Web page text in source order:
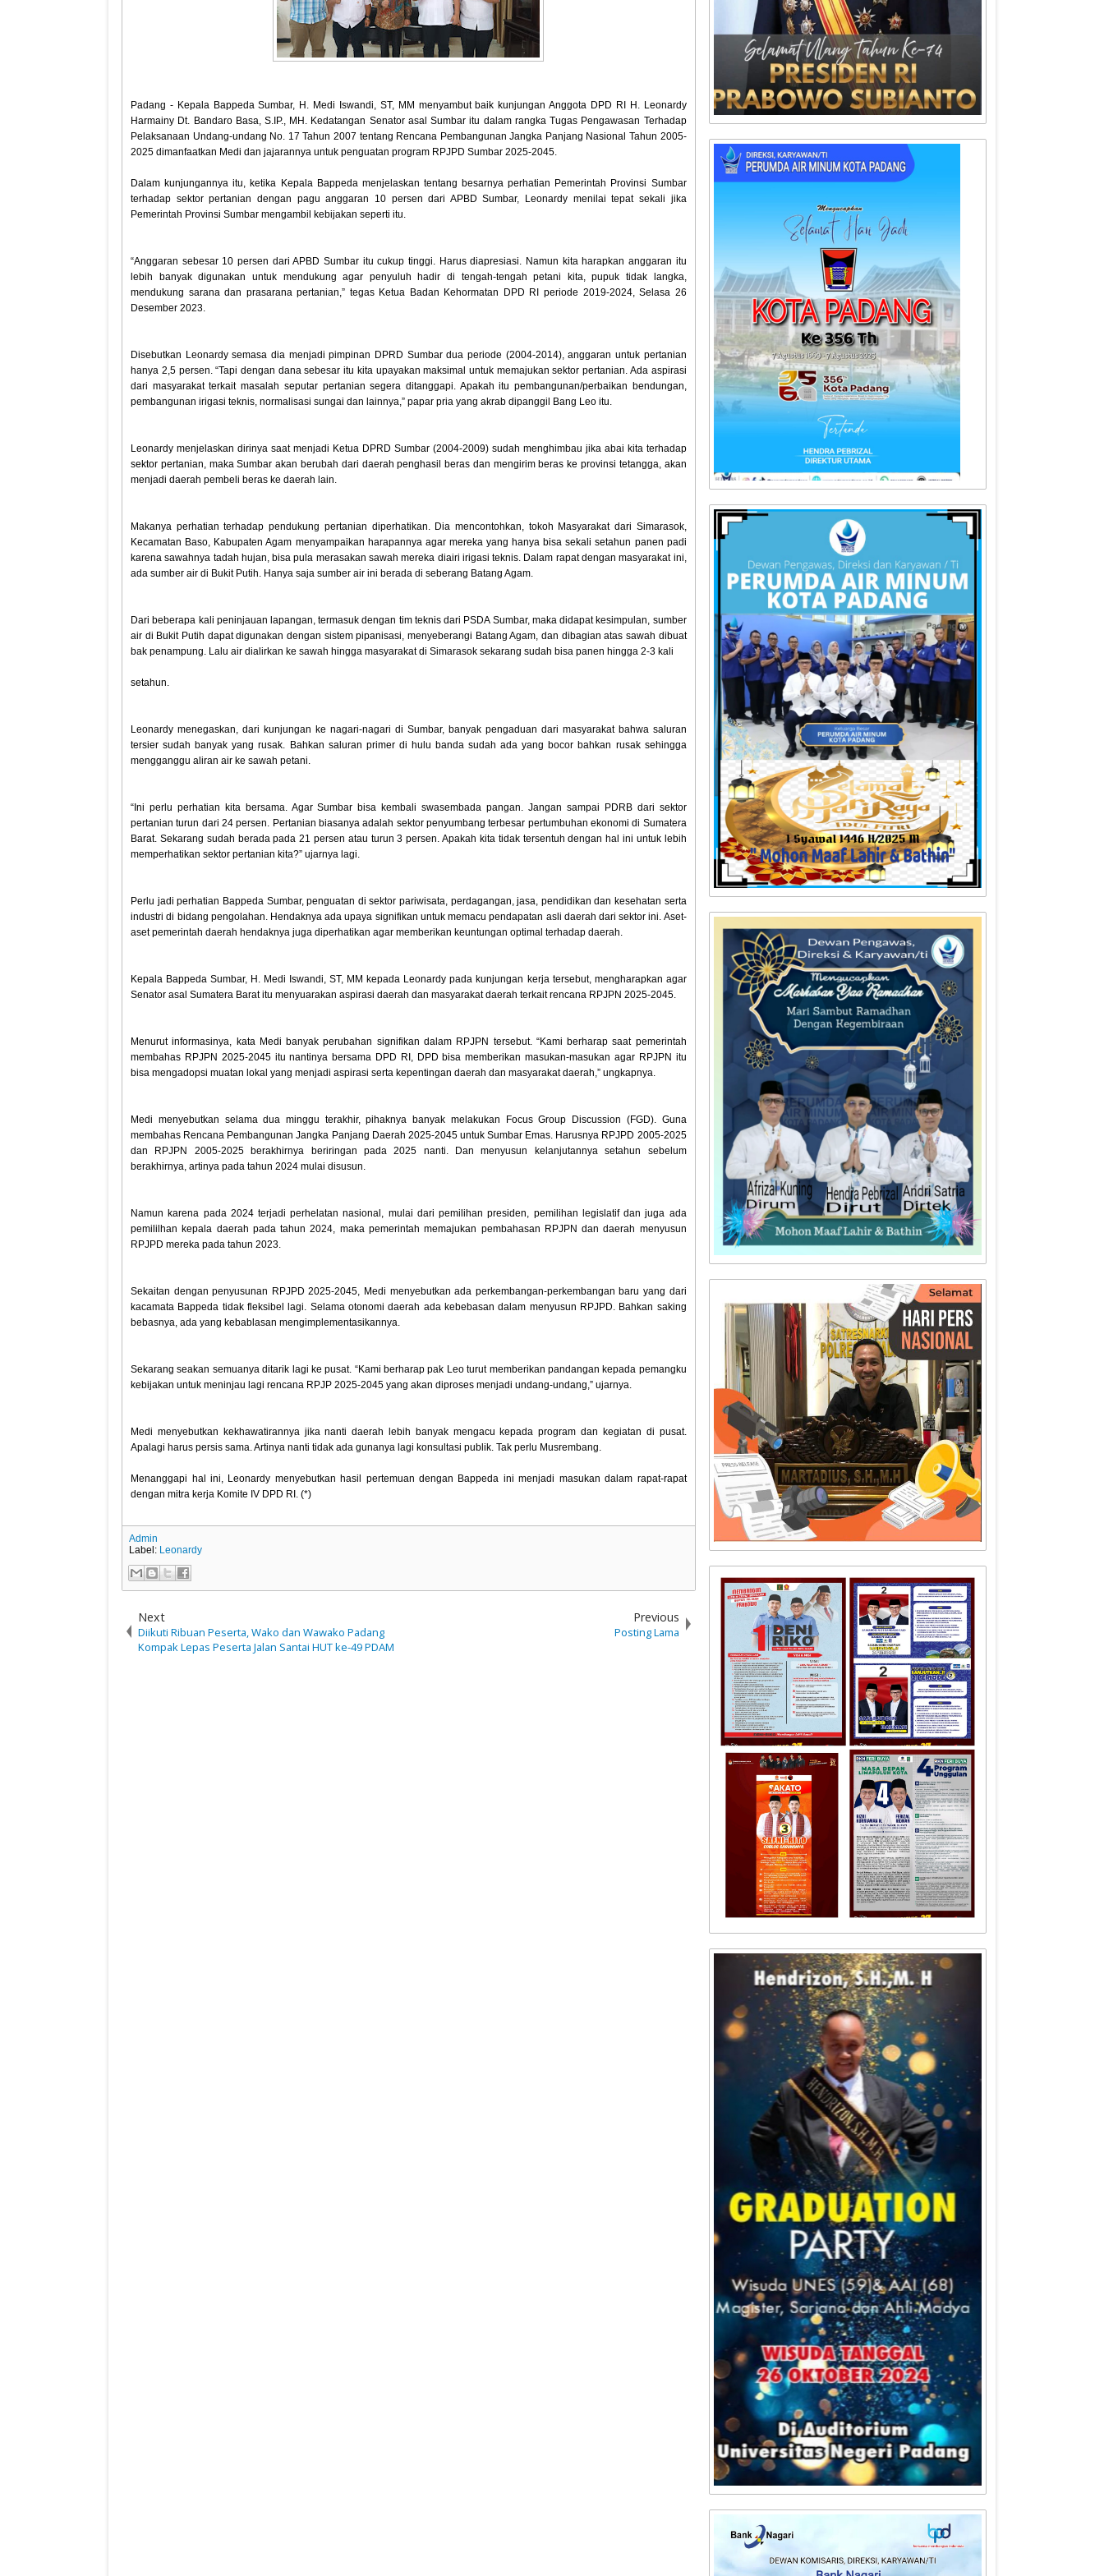
Padang - Kepala Bappeda Sumbar, H. Medi Iswandi, ST, MM menyambut baik kunjungan Anggota DPD RI H. Leonardy
Harmainy Dt. Bandaro Basa, S.IP., MH. Kedatangan Senator asal Sumbar itu dalam rangka Tugas Pengawasan Terhadap
Pelaksanaan Undang-undang No. 17 Tahun 2007 tentang Rencana Pembangunan Jangka Panjang Nasional Tahun 2005-
2025 dimanfaatkan Medi dan jajarannya untuk penguatan program RPJPD Sumbar 2025-2045.
Dalam kunjungannya itu, ketika Kepala Bappeda menjelaskan tentang besarnya perhatian Pemerintah Provinsi Sumbar
terhadap sektor pertanian dengan pagu anggaran 10 persen dari APBD Sumbar, Leonardy menilai tepat sekali jika
Pemerintah Provinsi Sumbar mengambil kebijakan seperti itu.
“Anggaran sebesar 10 persen dari APBD Sumbar itu cukup tinggi. Harus diapresiasi. Namun kita harapkan anggaran itu
lebih banyak digunakan untuk mendukung agar penyuluh hadir di tengah-tengah petani kita, pupuk tidak langka,
mendukung sarana dan prasarana pertanian,” tegas Ketua Badan Kehormatan DPD RI periode 2019-2024, Selasa 26
Desember 2023.
Disebutkan Leonardy semasa dia menjadi pimpinan DPRD Sumbar dua periode (2004-2014), anggaran untuk pertanian
hanya 2,5 persen. “Tapi dengan dana sebesar itu kita upayakan maksimal untuk memajukan sektor pertanian. Ada aspirasi
dari masyarakat terkait masalah seputar pertanian segera ditanggapi. Apakah itu pembangunan/perbaikan bendungan,
pembangunan irigasi teknis, normalisasi sungai dan lainnya,” papar pria yang akrab dipanggil Bang Leo itu.
Leonardy menjelaskan dirinya saat menjadi Ketua DPRD Sumbar (2004-2009) sudah menghimbau jika abai kita terhadap
sektor pertanian, maka Sumbar akan berubah dari daerah penghasil beras dan mengirim beras ke provinsi tetangga, akan
menjadi daerah pembeli beras ke daerah lain.
Makanya perhatian terhadap pendukung pertanian diperhatikan. Dia mencontohkan, tokoh Masyarakat dari Simarasok,
Kecamatan Baso, Kabupaten Agam menyampaikan harapannya agar mereka yang hanya bisa sekali setahun panen padi
karena sawahnya tadah hujan, bisa pula merasakan sawah mereka diairi irigasi teknis. Dalam rapat dengan masyarakat ini,
ada sumber air di Bukit Putih. Hanya saja sumber air ini berada di seberang Batang Agam.
Dari beberapa kali peninjauan lapangan, termasuk dengan tim teknis dari PSDA Sumbar, maka didapat kesimpulan, sumber
air di Bukit Putih dapat digunakan dengan sistem pipanisasi, menyeberangi Batang Agam, dan dibagian atas sawah dibuat
bak penampung. Lalu air dialirkan ke sawah hingga masyarakat di Simarasok sekarang sudah bisa panen hingga 2-3 kali
setahun.
Leonardy menegaskan, dari kunjungan ke nagari-nagari di Sumbar, banyak pengaduan dari masyarakat bahwa saluran
tersier sudah banyak yang rusak. Bahkan saluran primer di hulu banda sudah ada yang bocor bahkan rusak sehingga
mengganggu aliran air ke sawah petani.
“Ini perlu perhatian kita bersama. Agar Sumbar bisa kembali swasembada pangan. Jangan sampai PDRB dari sektor
pertanian turun dari 24 persen. Pertanian biasanya adalah sektor penyumbang terbesar pertumbuhan ekonomi di Sumatera
Barat. Sekarang sudah berada pada 21 persen atau turun 3 persen. Apakah kita tidak tersentuh dengan hal ini untuk lebih
memperhatikan sektor pertanian kita?” ujarnya lagi.
Perlu jadi perhatian Bappeda Sumbar, penguatan di sektor pariwisata, perdagangan, jasa, pendidikan dan kesehatan serta
industri di bidang pengolahan. Hendaknya ada upaya signifikan untuk memacu pendapatan asli daerah dari sektor ini. Aset-
aset pemerintah daerah hendaknya juga diperhatikan agar memberikan keuntungan optimal terhadap daerah.
Kepala Bappeda Sumbar, H. Medi Iswandi, ST, MM kepada Leonardy pada kunjungan kerja tersebut, mengharapkan agar
Senator asal Sumatera Barat itu menyuarakan aspirasi daerah dan masyarakat daerah terkait rencana RPJPN 2025-2045.
Menurut informasinya, kata Medi banyak perubahan signifikan dalam RPJPN tersebut. “Kami berharap saat pemerintah
membahas RPJPN 2025-2045 itu nantinya bersama DPD RI, DPD bisa memberikan masukan-masukan agar RPJPN itu
bisa mengadopsi muatan lokal yang menjadi aspirasi serta kepentingan daerah dan masyarakat daerah,” ungkapnya.
Medi menyebutkan selama dua minggu terakhir, pihaknya banyak melakukan Focus Group Discussion (FGD). Guna
membahas Rencana Pembangunan Jangka Panjang Daerah 2025-2045 untuk Sumbar Emas. Harusnya RPJPD 2005-2025
dan RPJPN 2005-2025 berakhirnya beriringan pada 2025 nanti. Dan menyusun kelanjutannya setahun sebelum
berakhirnya, artinya pada tahun 2024 mulai disusun.
Namun karena pada 2024 terjadi perhelatan nasional, mulai dari pemilihan presiden, pemilihan legislatif dan juga ada
pemililhan kepala daerah pada tahun 2024, maka pemerintah memajukan pembahasan RPJPN dan daerah menyusun
RPJPD mereka pada tahun 2023.
Sekaitan dengan penyusunan RPJPD 2025-2045, Medi menyebutkan ada perkembangan-perkembangan baru yang dari
kacamata Bappeda tidak fleksibel lagi. Selama otonomi daerah ada kebebasan dalam menyusun RPJPD. Bahkan saking
bebasnya, ada yang kebablasan mengimplementasikannya.
Sekarang seakan semuanya ditarik lagi ke pusat. “Kami berharap pak Leo turut memberikan pandangan kepada pemangku
kebijakan untuk meninjau lagi rencana RPJP 2025-2045 yang akan diproses menjadi undang-undang,” ujarnya.
Medi menyebutkan kekhawatirannya jika nanti daerah lebih banyak mengacu kepada program dan kegiatan di pusat.
Apalagi harus persis sama. Artinya nanti tidak ada gunanya lagi konsultasi publik. Tak perlu Musrembang.
Menanggapi hal ini, Leonardy menyebutkan hasil pertemuan dengan Bappeda ini menjadi masukan dalam rapat-rapat
dengan mitra kerja Komite IV DPD RI. (*)
Admin
Label: Leonardy
Next
Diikuti Ribuan Peserta, Wako dan Wawako Padang
Kompak Lepas Peserta Jalan Santai HUT ke-49 PDAM
Previous
Posting Lama